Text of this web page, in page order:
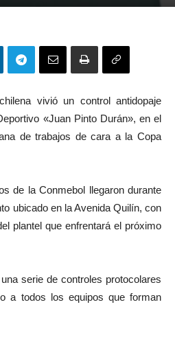
vivió un control antidopaje
«Juan Pinto Durán», en el
de trabajos de cara a la Copa
de la Conmebol llegaron durante
ubicado en la Avenida Quilín, con
plantel que enfrentará el próximo
serie de controles protocolares
a todos los equipos que forman